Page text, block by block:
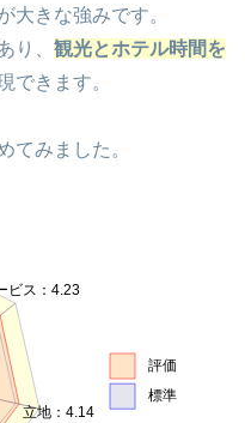
大きな強みです。
り、 観光とホテル時間を
できます。
てみました。
ビス：4.23
立地：4.14
評価
標準